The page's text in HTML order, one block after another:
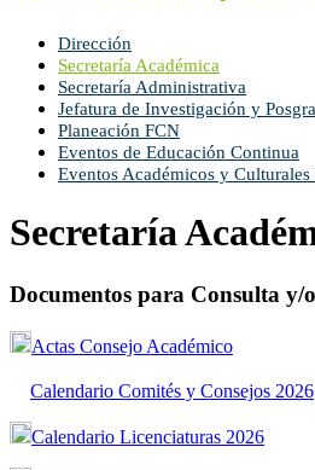
Dirección
Secretaría Académica
Secretaría Administrativa
Jefatura de Investigación y
Planeación FCN
Eventos de Educación Continua
Eventos Académicos y Culturales
Secretaría
Documentos para Consulta y/
Actas Consejo Académico
Calendario Comités y Consejos 2026
Calendario Licenciaturas 2026